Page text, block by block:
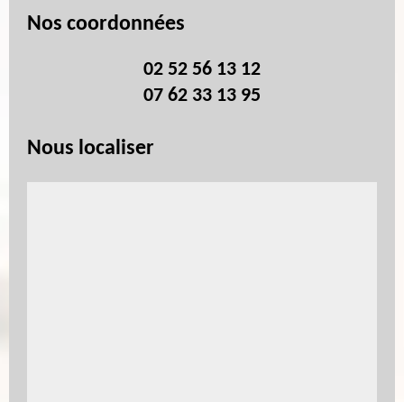
Nos coordonnées
02 52 56 13 12
07 62 33 13 95
Nous localiser